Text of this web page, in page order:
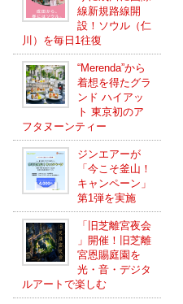
線新規路線開
設！ソウル（仁
川）を毎日1往復
“Merenda”から
着想を得たグラ
ンド ハイアッ
ト 東京初のア
フタヌーンティー
ジンエアーが
「今こそ釜山！
キャンペーン」
第1弾を実施
「旧芝離宮夜会
」開催！旧芝離
宮恩賜庭園を
光・音・デジタ
ルアートで楽しむ